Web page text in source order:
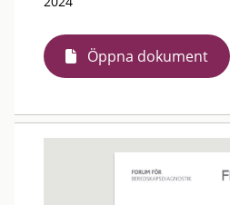
Öppna dokument